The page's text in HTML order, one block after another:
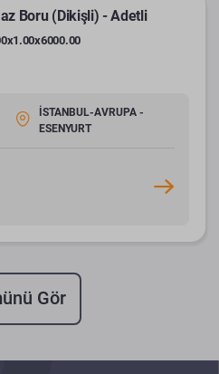
Boru (Dikişli) - Adetli
İSTANBUL-AVRUPA -
ESENYURT
Gör